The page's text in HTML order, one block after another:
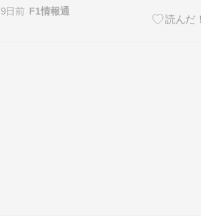
9日前 F1情報通